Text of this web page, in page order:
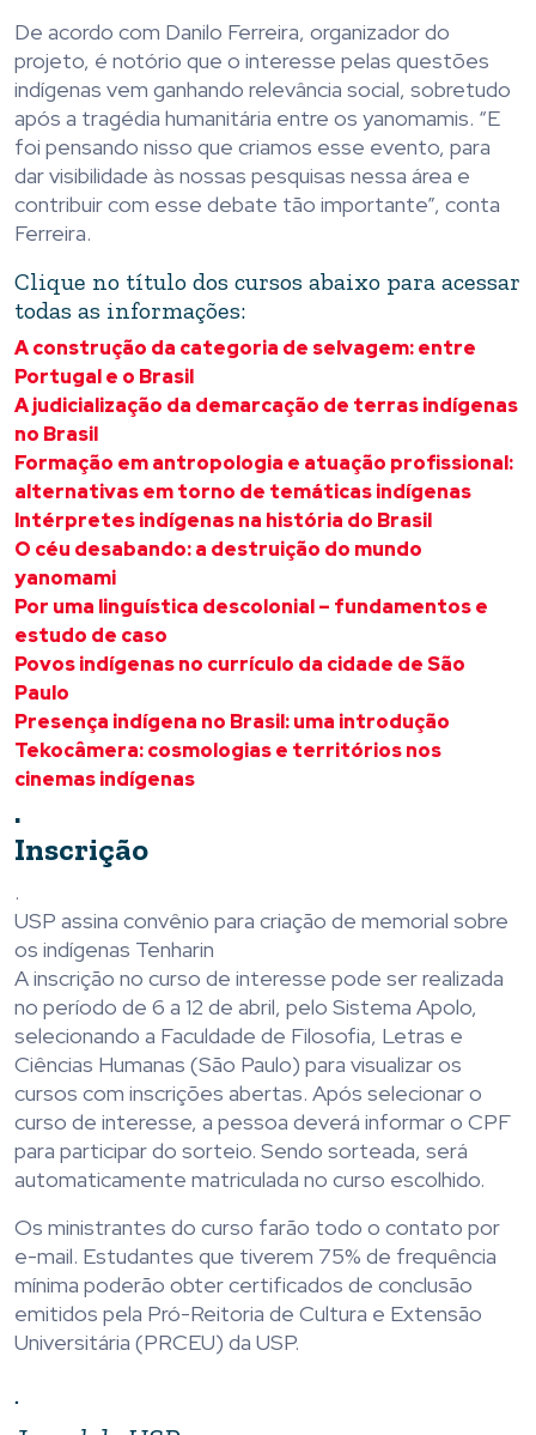
De acordo com Danilo Ferreira, organizador do
projeto, é notório que o interesse pelas questões
indígenas vem ganhando relevância social, sobretudo
após a tragédia humanitária entre os yanomamis. “E
foi pensando nisso que criamos esse evento, para
dar visibilidade às nossas pesquisas nessa área e
contribuir com esse debate tão importante”, conta
Ferreira.
Clique no título dos cursos abaixo para acessar
todas as informações:
A construção da categoria de selvagem: entre
Portugal e o Brasil
A judicialização da demarcação de terras indígenas
no Brasil
Formação em antropologia e atuação profissional:
alternativas em torno de temáticas indígenas
Intérpretes indígenas na história do Brasil
O céu desabando: a destruição do mundo
yanomami
Por uma linguística descolonial – fundamentos e
estudo de caso
Povos indígenas no currículo da cidade de São
Paulo
Presença indígena no Brasil: uma introdução
Tekocâmera: cosmologias e territórios nos
cinemas indígenas
.
Inscrição
.
USP assina convênio para criação de memorial sobre
os indígenas Tenharin
A inscrição no curso de interesse pode ser realizada
no período de 6 a 12 de abril, pelo Sistema Apolo,
selecionando a Faculdade de Filosofia, Letras e
Ciências Humanas (São Paulo) para visualizar os
cursos com inscrições abertas. Após selecionar o
curso de interesse, a pessoa deverá informar o CPF
para participar do sorteio. Sendo sorteada, será
automaticamente matriculada no curso escolhido.
Os ministrantes do curso farão todo o contato por
e-mail. Estudantes que tiverem 75% de frequência
mínima poderão obter certificados de conclusão
emitidos pela Pró-Reitoria de Cultura e Extensão
Universitária (PRCEU) da USP.
.